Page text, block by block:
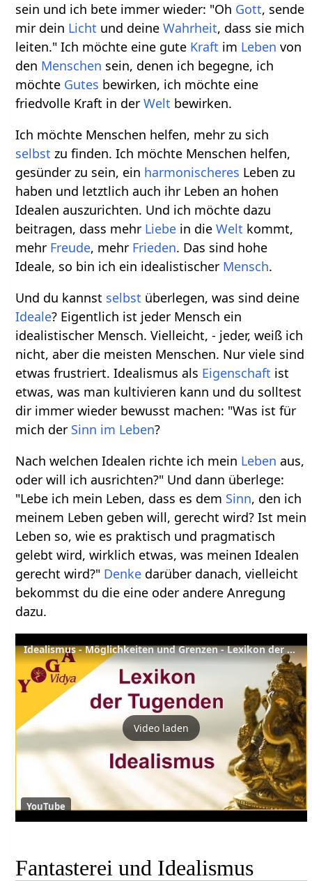
sein und ich bete immer wieder: "Oh Gott, sende
mir dein Licht und deineWahrheit, dass sie mich
leiten." Ich möchte eine gute Kraft im Leben von
den Menschen sein, denen ich begegne, ich
möchte Gutes bewirken, ich möchte eine
friedvolle Kraft in derWelt bewirken.
Ich möchte Menschen helfen, mehr zu sich
selbst zu finden. Ich möchte Menschen helfen,
gesünder zu sein, ein harmonischeres Leben zu
haben und letztlich auch ihr Leben an hohen
Idealen auszurichten. Und ich möchte dazu
beitragen, dass mehr Liebe in dieWelt kommt,
mehr Freude, mehr Frieden. Das sind hohe
Ideale, so bin ich ein idealistischer Mensch.
Und du kannst selbst überlegen, was sind deine
Ideale? Eigentlich ist jeder Mensch ein
idealistischer Mensch. Vielleicht, - jeder, weiß ich
nicht, aber die meisten Menschen. Nur viele sind
etwas frustriert. Idealismus als Eigenschaft ist
etwas, was man kultivieren kann und du solltest
dir immer wieder bewusst machen: "Was ist für
mich der Sinn im Leben?
Nach welchen Idealen richte ich mein Leben aus,
oder will ich ausrichten?" Und dann überlege:
"Lebe ich mein Leben, dass es dem Sinn, den ich
meinem Leben geben will, gerecht wird? Ist mein
Leben so, wie es praktisch und pragmatisch
gelebt wird, wirklich etwas, was meinen Idealen
gerecht wird?" Denke darüber danach, vielleicht
bekommst du die eine oder andere Anregung
dazu.
Idealismus - Möglichkeiten und Grenzen - Lexikon der Tugenden Yoga Vidya
Video laden
YouTube
Fantasterei und Idealismus